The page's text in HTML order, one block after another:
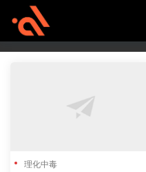
理化中毒